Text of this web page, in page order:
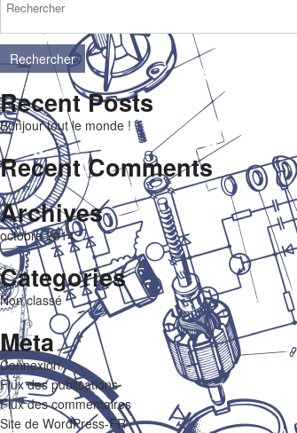
Rechercher
Recent Posts
Bonjour tout le monde !
Recent Comments
Archives
octobre 2014
Categories
Non classé
Meta
Connexion
Flux des publications
Flux des commentaires
Site de WordPress-FR